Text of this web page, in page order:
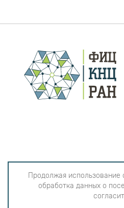
Продолжая использование
обработка данных о